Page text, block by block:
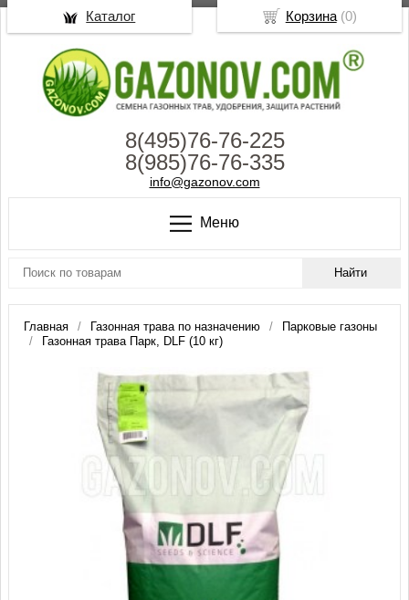
8(495)76-76-225
8(985)76-76-335
info@gazonov.com
Меню
Главная Газонная трава по назначению
Парковые газоны
Газонная трава Парк, DLF (10 кг)
Корзина(0)
Каталог